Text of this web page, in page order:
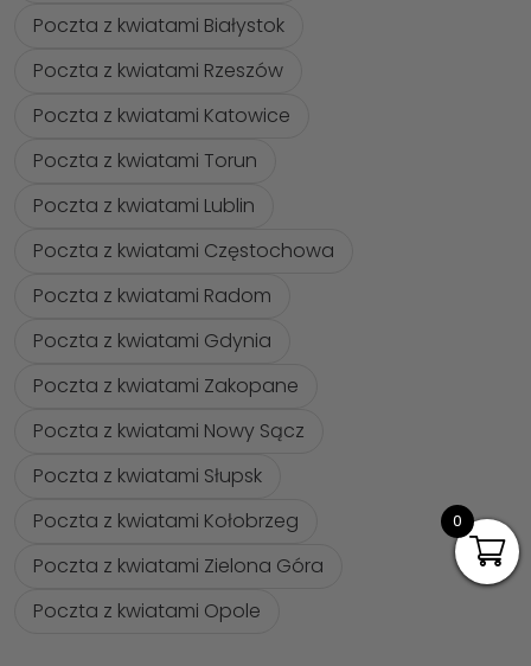
Poczta z kwiatami Białystok
Poczta z kwiatami Rzeszów
Poczta z kwiatami Katowice
Poczta z kwiatami Torun
Poczta z kwiatami Lublin
Poczta z kwiatami Częstochowa
Poczta z kwiatami Radom
Poczta z kwiatami Gdynia
Poczta z kwiatami Zakopane
Poczta z kwiatami Nowy Sącz
Poczta z kwiatami Słupsk
Poczta z kwiatami Kołobrzeg
Poczta z kwiatami Zielona Góra
Poczta z kwiatami Opole
0